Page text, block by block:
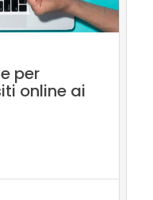
per
online ai